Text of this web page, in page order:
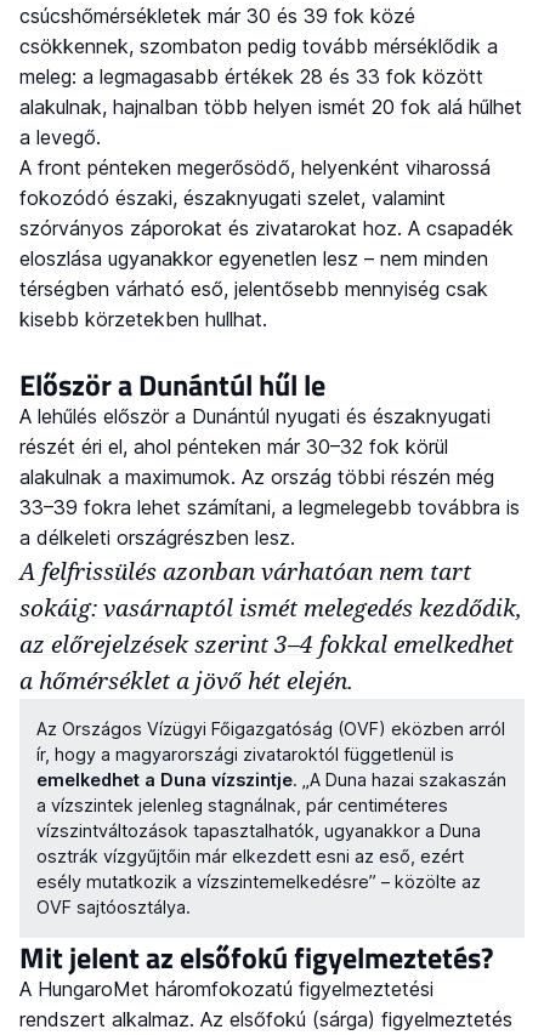
csúcshőmérsékletek már 30 és 39 fok közé
csökkennek, szombaton pedig tovább mérséklődik a
meleg: a legmagasabb értékek 28 és 33 fok között
alakulnak, hajnalban több helyen ismét 20 fok alá hűlhet
a levegő.
A front pénteken megerősödő, helyenként viharossá
fokozódó északi, északnyugati szelet, valamint
szórványos záporokat és zivatarokat hoz. A csapadék
eloszlása ugyanakkor egyenetlen lesz – nem minden
térségben várható eső, jelentősebb mennyiség csak
kisebb körzetekben hullhat.
Először a Dunántúl hűl le
A lehűlés először a Dunántúl nyugati és északnyugati
részét éri el, ahol pénteken már 30–32 fok körül
alakulnak a maximumok. Az ország többi részén még
33–39 fokra lehet számítani, a legmelegebb továbbra is
a délkeleti országrészben lesz.
A felfrissülés azonban várhatóan nem tart
sokáig: vasárnaptól ismét melegedés kezdődik,
az előrejelzések szerint 3–4 fokkal emelkedhet
a hőmérséklet a jövő hét elején.
Az Országos Vízügyi Főigazgatóság (OVF) eközben arról
ír, hogy a magyarországi zivataroktól függetlenül is
emelkedhet a Duna vízszintje. „A Duna hazai szakaszán
a vízszintek jelenleg stagnálnak, pár centiméteres
vízszintváltozások tapasztalhatók, ugyanakkor a Duna
osztrák vízgyűjtőin már elkezdett esni az eső, ezért
esély mutatkozik a vízszintemelkedésre” – közölte az
OVF sajtóosztálya.
Mit jelent az elsőfokú figyelmeztetés?
A HungaroMet háromfokozatú figyelmeztetési
rendszert alkalmaz. Az elsőfokú (sárga) figyelmeztetés